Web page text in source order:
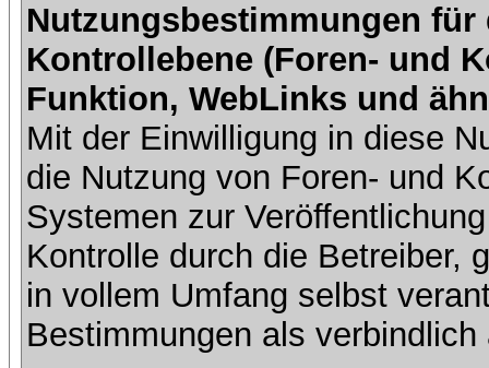
Nutzungsbestimmungen
Kontrollebene (Foren- und
Funktion, WebLinks und
Mit der Einwilligung in diese
die Nutzung von Foren- und
Systemen zur
Kontrolle durch die Betreiber,
in vollem Umfang selbst
Bestimmungen als verbindlich